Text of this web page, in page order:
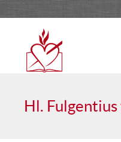
Hl. Fulgentius